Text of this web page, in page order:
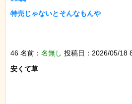
特売じゃないとそんなもんや
46 名前： 名無し 投稿日：2026/05/18
安くて草